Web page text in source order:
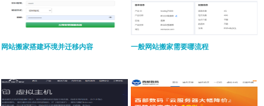
网站搬家搭建环境并迁移内容 一般网站搬家需要哪流程